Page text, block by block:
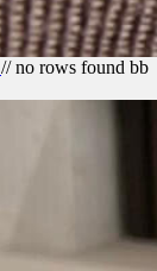
// no rows found bb